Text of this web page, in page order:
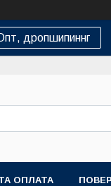
дропшипиннг
ОПЛАТА